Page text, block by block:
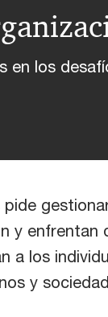
en los
pide
y enfrentan
a los
y